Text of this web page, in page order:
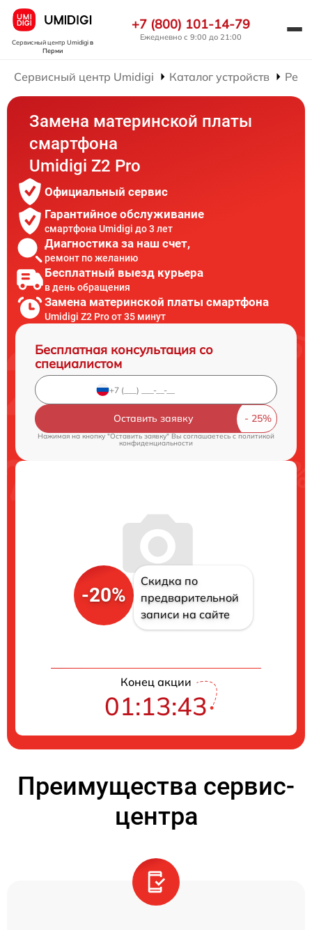
Сервисный центр Umidigiв
Перми
+7 (800) 101-14-79
Ежедневно с 9:00 до 21:00
Сервисный центр Umidigi Каталог устройств
Замена материнской платы
смартфона
Umidigi Z2 Pro
Официальный сервис
Гарантийное обслуживание
смартфона Umidigi до 3 лет
Диагностика за наш счет,
ремонт по желанию
Бесплатный выезд курьера
в день обращения
Замена материнской платы смартфона
Umidigi Z2 Pro от 35 минут
Бесплатная консультация со
специалистом
Оставить заявку
Нажимая на кнопку "Оставить заявку" Вы соглашаетесь c политикой
конфиденциальности
-20%
Скидка по
предварительной
записи на сайте
Конец акции
01:13:42
Преимущества сервис-
центра